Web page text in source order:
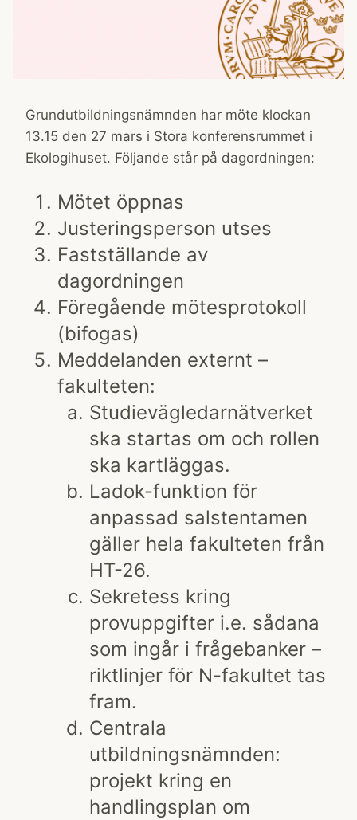
Grundutbildningsnämnden har möte klockan
13.15 den 27 mars i Stora konferensrummet i
Ekologihuset. Följande står på dagordningen:
Mötet öppnas
Justeringsperson utses
Fastställande av
dagordningen
Föregående mötesprotokoll
(bifogas)
Meddelanden externt –
fakulteten:
Studievägledarnätverket
ska startas om och rollen
ska kartläggas.
Ladok-funktion för
anpassad salstentamen
gäller hela fakulteten från
HT-26.
Sekretess kring
provuppgifter i.e. sådana
som ingår i frågebanker –
riktlinjer för N-fakultet tas
fram.
Centrala
utbildningsnämnden:
projekt kring en
handlingsplan om